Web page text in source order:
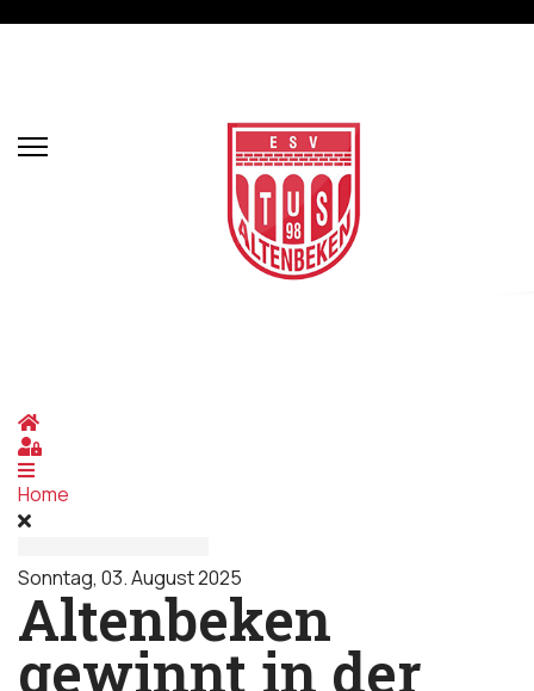
Home
Sign In
Home
Sonntag, 03. August 2025
Altenbeken
gewinnt in der